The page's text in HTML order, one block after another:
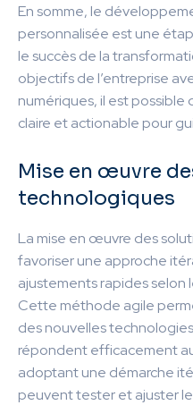
En somme, le
personnalisée est une
le succès de la
objectifs de l’entreprise
numériques, il est
claire et actionable pour
Mise en œuvre
technologiques
La mise en œuvre des
favoriser une approche
ajustements rapides selon
Cette méthode agile
des nouvelles technologies
répondent efficacement
adoptant une démarche
peuvent tester et ajuster